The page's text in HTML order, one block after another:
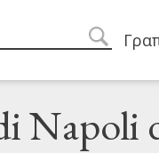
Napoli